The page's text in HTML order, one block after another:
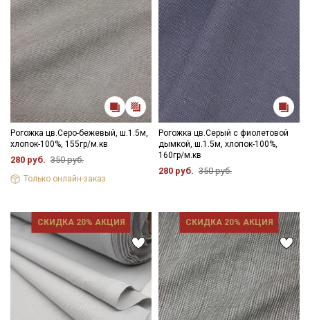
Рогожка цв.Серо-бежевый, ш.1.5м,
хлопок-100%, 155гр/м.кв
280 руб. 350 руб.
Только онлайн-заказ
Рогожка цв.Серый с фиолетовой
дымкой, ш.1.5м, хлопок-100%,
160гр/м.кв
280 руб. 350 руб.
СКИДКА 20% АКЦИЯ СКИДКА 20% АКЦИЯ